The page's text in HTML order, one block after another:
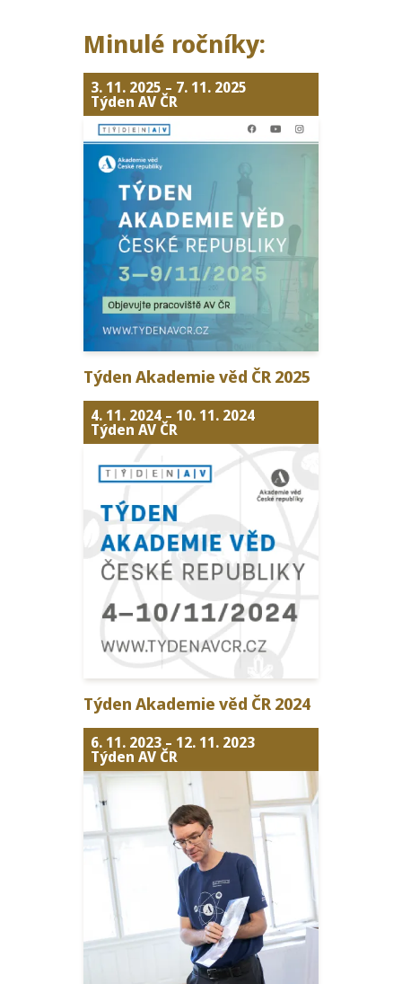
Minulé roč­ní­ky:
3. 11. 2025– 7. 11. 2025
Týden AV ČR
Týden Akademie věd ČR 2025
4. 11. 2024 – 10. 11. 2024
Týden AV ČR
Týden Akademie věd ČR 2024
6. 11. 2023 – 12. 11. 2023
Týden AV ČR